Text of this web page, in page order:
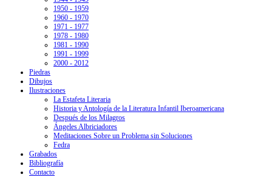
1950 - 1959
1960 - 1970
1971 - 1977
1978 - 1980
1981 - 1990
1991 - 1999
2000 - 2012
Piedras
Dibujos
Ilustraciones
La Estafeta Literaria
Historia y Antología de la Literatura Infantil Iberoamericana
Después de los Milagros
Ángeles Albriciadores
Meditaciones Sobre un Problema sin Soluciones
Fedra
Grabados
Bibliografía
Contacto